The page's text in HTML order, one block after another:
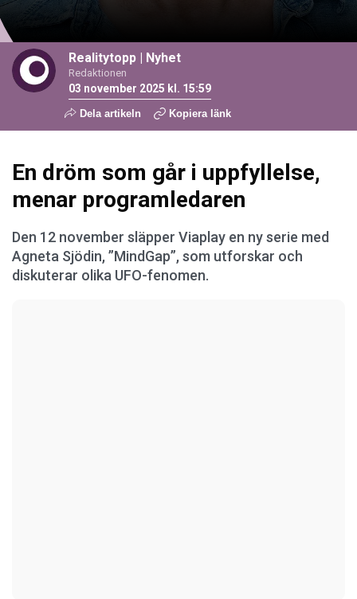
Realitytopp | Nyhet
Redaktionen
03 november 2025 kl. 15:59
Dela artikeln Kopiera länk
En dröm som går i uppfyllelse,
menar programledaren
Den 12 november släpper Viaplay en ny serie med
Agneta Sjödin, ”MindGap”, som utforskar och
diskuterar olika UFO-fenomen.